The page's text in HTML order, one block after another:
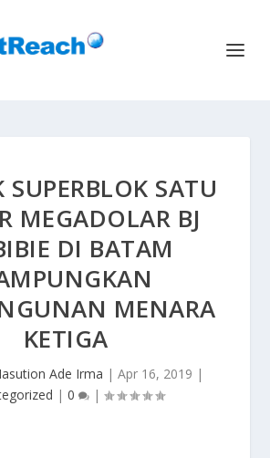
SUPERBLOK SATU
MEGADOLAR BJ
DI BATAM
MENARA
KETIGA
Ade Irma | Apr 16, 2019 |
| 0 |